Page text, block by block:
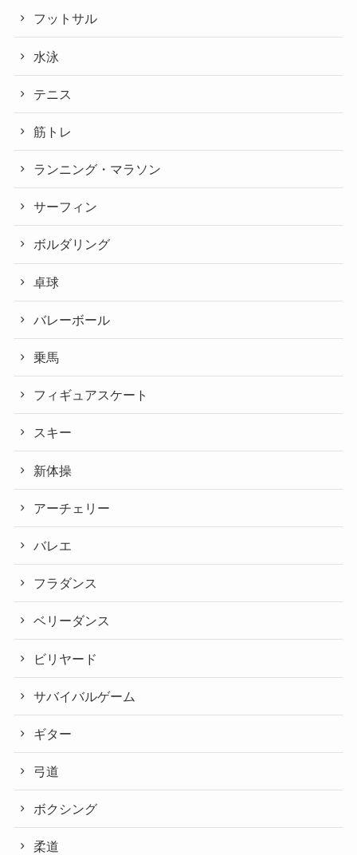
フットサル
水泳
テニス
筋トレ
ランニング・マラソン
サーフィン
ボルダリング
卓球
バレーボール
乗馬
フィギュアスケート
スキー
新体操
アーチェリー
バレエ
フラダンス
ベリーダンス
ビリヤード
サバイバルゲーム
ギター
弓道
ボクシング
柔道